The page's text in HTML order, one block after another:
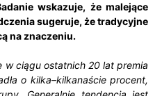
wskazuje, że malejące
sugeruje, że tradycyjne
na znaczeniu.
w ciągu ostatnich 20 lat premia
o kilka–kilkanaście procent,